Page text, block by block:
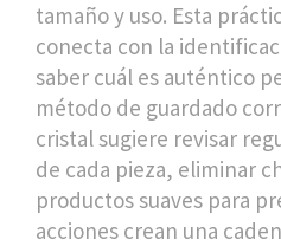
tamaño y uso. Esta
conecta con la
saber cuál es auténtico
método de guardado
cristal sugiere revisar
de cada pieza, eliminar
productos suaves para
acciones crean una